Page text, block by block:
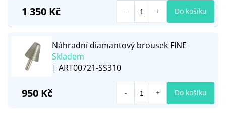
1 350 Kč Do košíku
Náhradní diamantový brousek FINE
Skladem
| ART00721-SS310
950 Kč Do košíku